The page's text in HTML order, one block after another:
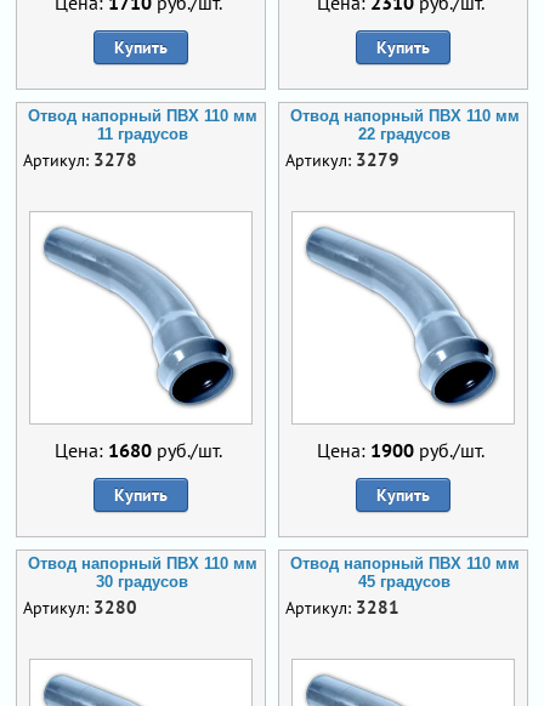
Купить Купить
Отвод напорный ПВХ 110 мм
11 градусов
Артикул: 3278
Цена: 1680руб./шт.
Купить
Отвод напорный ПВХ 110 мм
22 градусов
Артикул: 3279
Цена: 1900руб./шт.
Купить
Отвод напорный ПВХ 110 мм
30 градусов
Артикул: 3280
Отвод напорный ПВХ 110 мм
45 градусов
Артикул: 3281